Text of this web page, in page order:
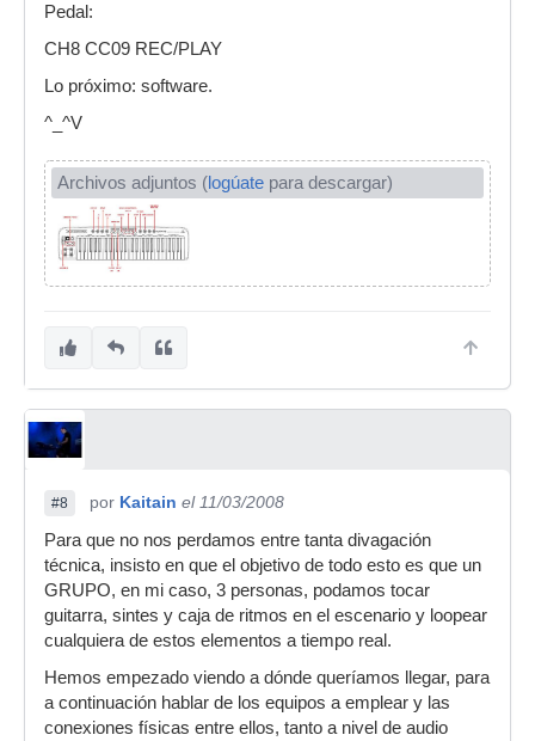
Pedal:
CH8 CC09 REC/PLAY
Lo próximo: software.
^_^V
Archivos adjuntos (logúate para descargar)
#8 por Kaitain el 11/03/2008
Para que no nos perdamos entre tanta divagación
técnica, insisto en que el objetivo de todo esto es que un
GRUPO, en mi caso, 3 personas, podamos tocar
guitarra, sintes y caja de ritmos en el escenario y loopear
cualquiera de estos elementos a tiempo real.
Hemos empezado viendo a dónde queríamos llegar, para
a continuación hablar de los equipos a emplear y las
conexiones físicas entre ellos, tanto a nivel de audio